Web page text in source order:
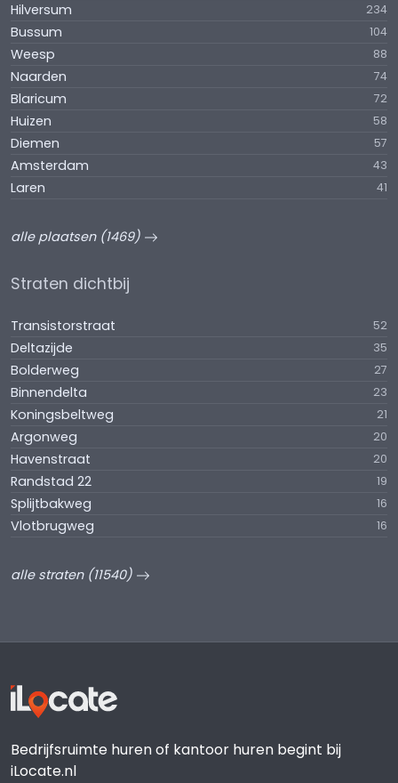
Hilversum 234
Bussum 104
Weesp 88
Naarden 74
Blaricum 72
Huizen 58
Diemen 57
Amsterdam 43
Laren 41
alle plaatsen (1469)
Straten dichtbij
Transistorstraat 52
Deltazijde 35
Bolderweg 27
Binnendelta 23
Koningsbeltweg 21
Argonweg 20
Havenstraat 20
Randstad 22 19
Splijtbakweg 16
Vlotbrugweg 16
alle straten (11540)
Bedrijfsruimte huren of kantoor huren begint bij
iLocate.nl